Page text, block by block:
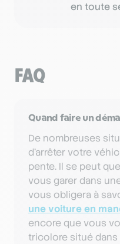
en toute
FAQ
Quand faire un
De nombreuses
d’arrêter votre
pente. Il se peut
vous garer dans
vous obligera à
une voiture en
encore que vous
tricolore situé dans